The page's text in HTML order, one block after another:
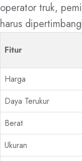
operator truk,
harus
Fitur
Harga
Daya Terukur
Berat
Ukuran